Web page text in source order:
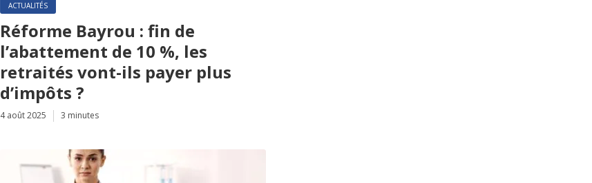
ACTUALITÉS
Réforme Bayrou : fin de
l’abattement de 10 %, les
retraités vont-ils payer plus
d’impôts ?
4 août 2025 3 minutes